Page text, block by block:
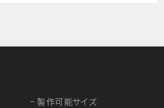
− 製作可能サイズ